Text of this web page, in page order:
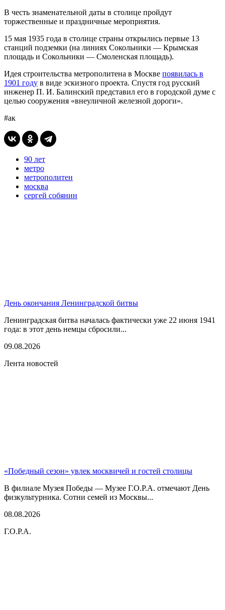
В честь знаменательной даты в столице пройдут
торжественные и праздничные мероприятия.
15 мая 1935 года в столице страны открылись первые 13
станций подземки (на линиях Сокольники — Крымская
площадь и Сокольники — Смоленская площадь).
Идея строительства метрополитена в Москве появилась в
1901 году в виде эскизного проекта. Спустя год русский
инженер П. И. Балинский представил его в городской думе с
целью сооружения «внеуличной железной дороги».
#ак
90 лет
метро
метрополитен
москва
сергей собянин
День окончания Ленинградской битвы
Ленинградская битва началась фактически уже 22 июня 1941
года: в этот день немцы сбросили...
09.08.2026
Лента новостей
«Победный сезон» увлек москвичей и гостей столицы
В филиале Музея Победы — Музее Г.О.Р.А. отмечают День
физкультурника. Сотни семей из Москвы...
08.08.2026
Г.О.Р.А.